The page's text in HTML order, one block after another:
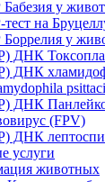
у
на
у
ДНК
ДНК
ДНК
(FPV)
ДНК
услуги
животных